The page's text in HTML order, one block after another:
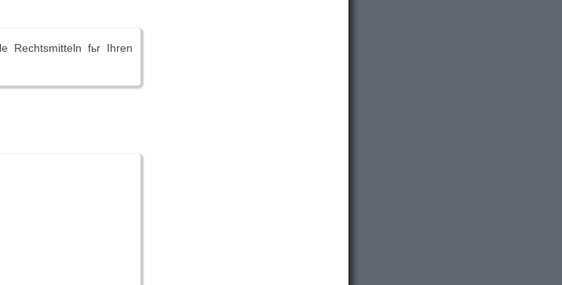
Rechtsmitteln fьr Ihren